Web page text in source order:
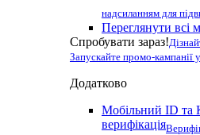
надсиланням для
Переглянути всі
Спробувати зараз!
Запускайте промо-кампанії
Додатково
Мобільний ID та
верифікація